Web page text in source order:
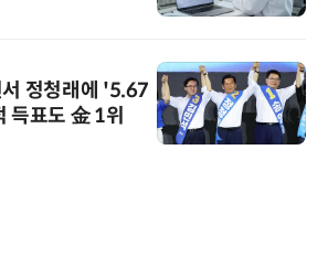
정청래에 '5.67
표도 金 1위